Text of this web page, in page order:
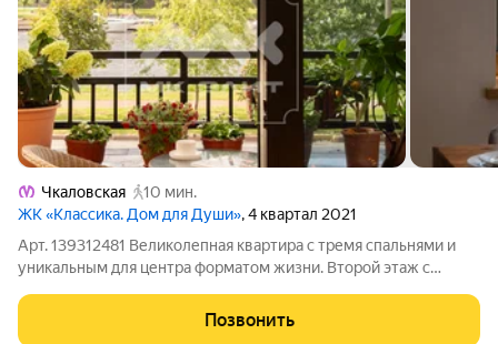
Чкаловская
10 мин.
ЖК «Классика. Дом для Души», 4 квартал 2021
Арт. 139312481 Великолепная квартира с тремя спальнями и
уникальным для центра форматом жизни. Второй этаж с
Малой Невки и ухоженную набережную. Это редчайшая
возможность иметь собственное открытое
Позвонить